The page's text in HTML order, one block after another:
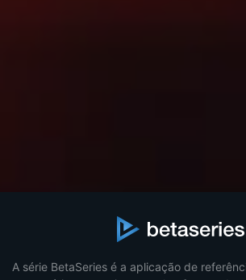
A série BetaSeries é a aplicação de